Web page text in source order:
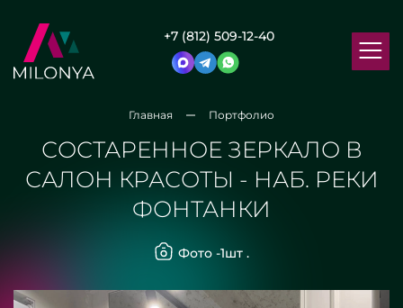
+7 (812) 509-12-40
Главная Портфолио
СОСТАРЕННОЕ ЗЕРКАЛО В
САЛОН КРАСОТЫ - НАБ. РЕКИ
ФОНТАНКИ
Фото -1шт .